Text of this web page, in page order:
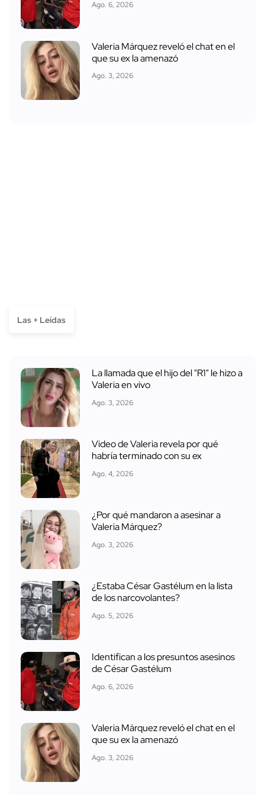
Ago. 6, 2026
Valeria Márquez reveló el chat en el
que su ex la amenazó
Ago. 3, 2026
Las + Leídas
La llamada que el hijo del "R1" le hizo a
Valeria en vivo
Ago. 3, 2026
Video de Valeria revela por qué
habría terminado con su ex
Ago. 4, 2026
¿Por qué mandaron a asesinar a
Valeria Márquez?
Ago. 3, 2026
¿Estaba César Gastélum en la lista
de los narcovolantes?
Ago. 5, 2026
Identifican a los presuntos asesinos
de César Gastélum
Ago. 6, 2026
Valeria Márquez reveló el chat en el
que su ex la amenazó
Ago. 3, 2026